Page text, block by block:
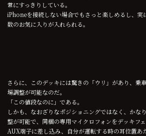
常にすっきりしている。
iPhoneを接続しない場合でもさっと楽しめるし、実
数のお気に入りが入れられる。
さらに、このデッキには驚きの「ウリ」があり、乗
場調整が可能なのだ。
「この値段なのに」である。
しかも、なおざりなポジショニングではなく、かな
整が可能で、同梱の専用マイクロフォンをデッキフ
AUX端子に差し込み、自分が運転する時の耳位置あ